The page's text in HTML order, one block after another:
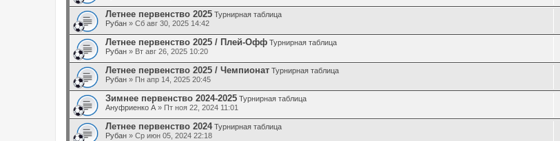
Летнее первенство 2025 Турнирная таблица
Рубан » Сб авг 30, 2025 14:42
Летнее первенство 2025 / Плей-Офф Турнирная таблица
Рубан » Вт авг 26, 2025 10:20
Летнее первенство 2025 / Чемпионат Турнирная таблица
Рубан » Пн апр 14, 2025 20:45
Зимнее первенство 2024-2025 Турнирная таблица
Ануфриенко А » Пт ноя 22, 2024 11:01
Летнее первенство 2024 Турнирная таблица
Рубан » Ср июн 05, 2024 22:18